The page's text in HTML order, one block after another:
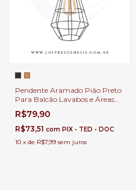
Pendente Aramado Pião Preto
Para Balcão Lavabos e Áreas
Gourmet.
R$79,90
R$73,51 com PIX • TED • DOC
10 x de R$7,99 sem juros